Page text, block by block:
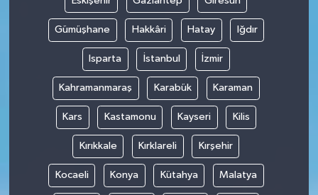
Gümüşhane Hakkâri Hatay Iğdır
Isparta İstanbul İzmir
Kahramanmaraş Karabük Karaman
Kars Kastamonu Kayseri Kilis
Kırıkkale Kırklareli Kırşehir
Kocaeli Konya Kütahya Malatya